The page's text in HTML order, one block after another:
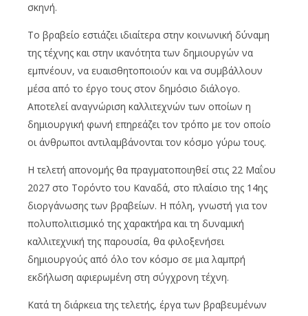
σκηνή.
Το βραβείο εστιάζει ιδιαίτερα στην κοινωνική δύναμη
της τέχνης και στην ικανότητα των δημιουργών να
εμπνέουν, να ευαισθητοποιούν και να συμβάλλουν
μέσα από το έργο τους στον δημόσιο διάλογο.
Αποτελεί αναγνώριση καλλιτεχνών των οποίων η
δημιουργική φωνή επηρεάζει τον τρόπο με τον οποίο
οι άνθρωποι αντιλαμβάνονται τον κόσμο γύρω τους.
Η τελετή απονομής θα πραγματοποιηθεί στις 22 Μαΐου
2027 στο Τορόντο του Καναδά, στο πλαίσιο της 14ης
διοργάνωσης των βραβείων. Η πόλη, γνωστή για τον
πολυπολιτισμικό της χαρακτήρα και τη δυναμική
καλλιτεχνική της παρουσία, θα φιλοξενήσει
δημιουργούς από όλο τον κόσμο σε μια λαμπρή
εκδήλωση αφιερωμένη στη σύγχρονη τέχνη.
Κατά τη διάρκεια της τελετής, έργα των βραβευμένων